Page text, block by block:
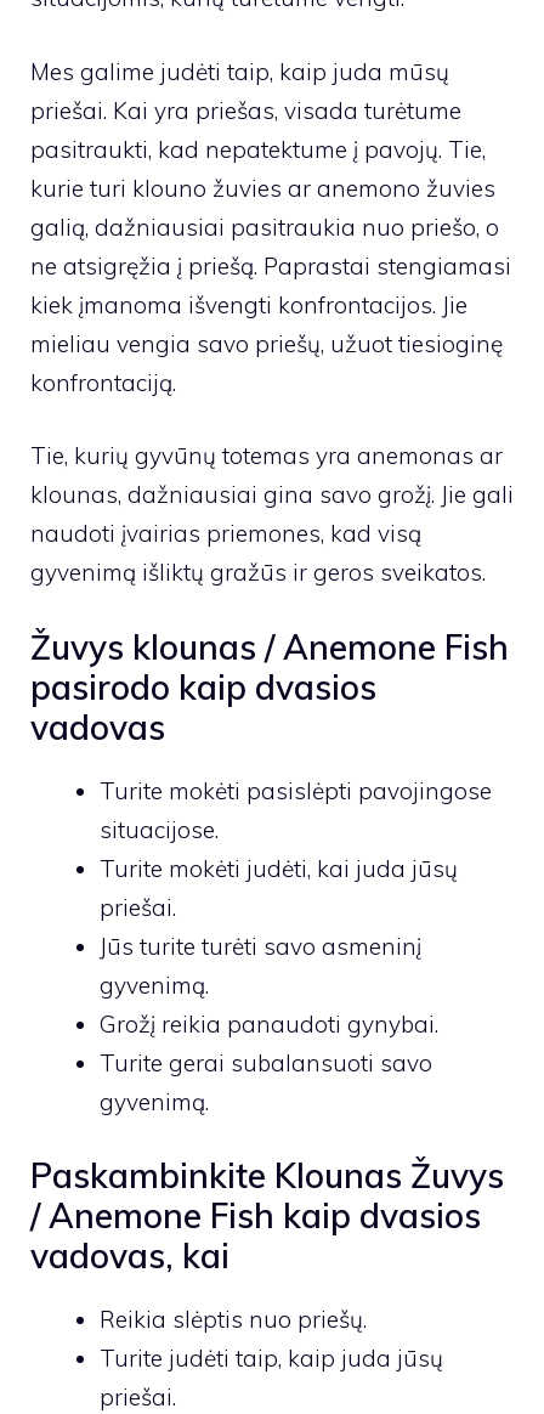
Mes galime judėti taip, kaip juda mūsų
priešai. Kai yra priešas, visada turėtume
pasitraukti, kad nepatektume į pavojų. Tie,
kurie turi klouno žuvies ar anemono žuvies
galią, dažniausiai pasitraukia nuo priešo, o
ne atsigręžia į priešą. Paprastai stengiamasi
kiek įmanoma išvengti konfrontacijos. Jie
mieliau vengia savo priešų, užuot tiesioginę
konfrontaciją.
Tie, kurių gyvūnų totemas yra anemonas ar
klounas, dažniausiai gina savo grožį. Jie gali
naudoti įvairias priemones, kad visą
gyvenimą išliktų gražūs ir geros sveikatos.
Žuvys klounas / Anemone Fish
pasirodo kaip dvasios
vadovas
Turite mokėti pasislėpti pavojingose ​​
situacijose.
Turite mokėti judėti, kai juda jūsų
priešai.
Jūs turite turėti savo asmeninį
gyvenimą.
Grožį reikia panaudoti gynybai.
Turite gerai subalansuoti savo
gyvenimą.
Paskambinkite Klounas Žuvys
/ Anemone Fish kaip dvasios
vadovas, kai
Reikia slėptis nuo priešų.
Turite judėti taip, kaip juda jūsų
priešai.